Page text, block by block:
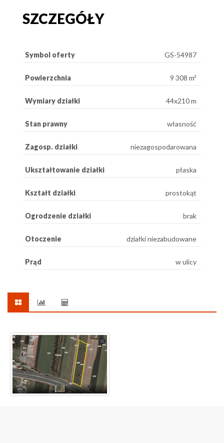
SZCZEGÓŁY
Symbol oferty GS-54987
Powierzchnia 9 308 m²
Wymiary działki 44x210 m
Stan prawny własność
Zagosp. działki niezagospodarowana
Ukształtowanie działki płaska
Kształt działki prostokąt
Ogrodzenie działki brak
Otoczenie działki niezabudowane
Prąd w ulicy